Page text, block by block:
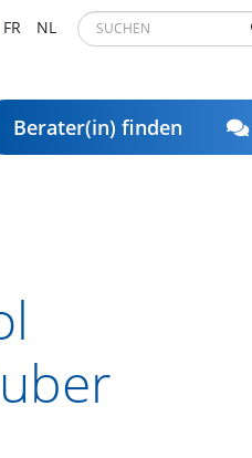
FR NL
Berater(in) finden